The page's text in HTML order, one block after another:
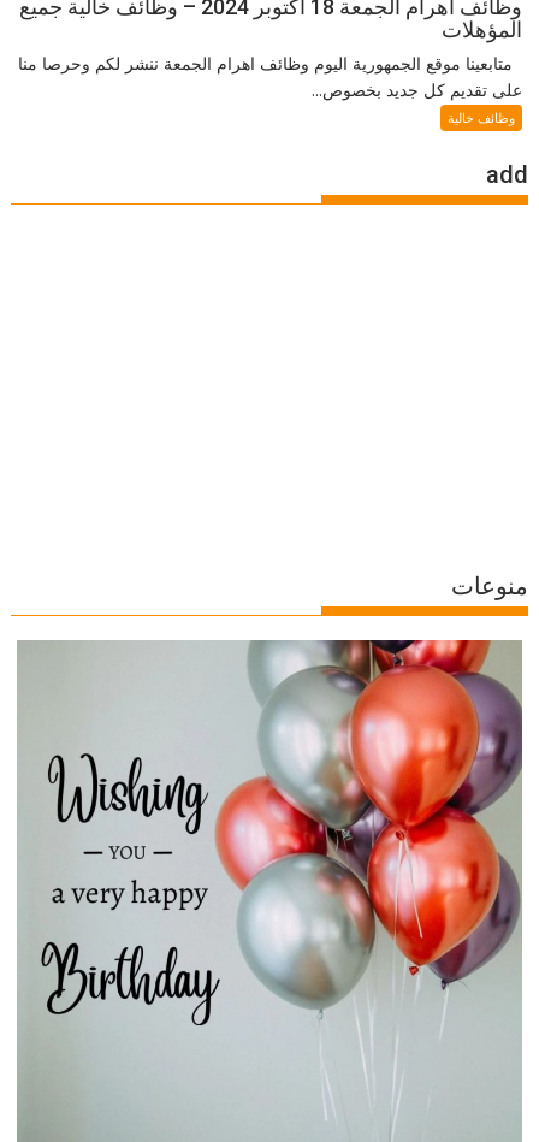
وظائف اهرام الجمعة 18 اكتوبر 2024 – وظائف خالية جميع
المؤهلات
متابعينا موقع الجمهورية اليوم وظائف اهرام الجمعة ننشر لكم وحرصا منا
على تقديم كل جديد بخصوص...
وظائف خالية
add
منوعات